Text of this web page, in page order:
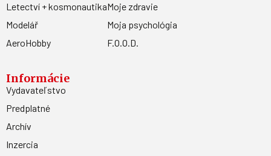
Letectví + kosmonautika
Modelář
AeroHobby
Moje zdravie
Moja psychológia
F.O.O.D.
Informácie
Vydavateľstvo
Predplatné
Archív
Inzercia